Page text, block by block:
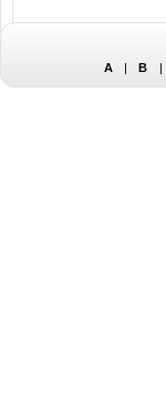
A | B |